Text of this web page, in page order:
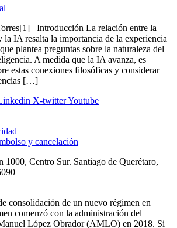
Introducción La relación entre la
la IA resalta la importancia de la experiencia
plantea preguntas sobre la naturaleza del
A medida que la IA avanza, es
estas conexiones filosóficas y considerar
[…]
X-twitterYoutube
y cancelación
1000, Centro Sur. Santiago de Querétaro,
consolidación de un nuevo régimen en
comenzó con la administración del
López Obrador (AMLO) en 2018. Si